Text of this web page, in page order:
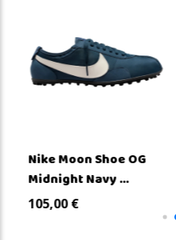
Nike Moon Shoe OG
Midnight Navy ...
105,00€